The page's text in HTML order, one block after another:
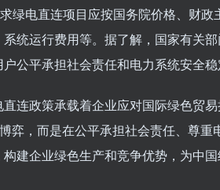
求绿电直连项目应按国务院价格、财
统运行费用等。据了解，国家有关
公平承担社会责任和电力系统安全稳
连政策承载着企业应对国际绿色贸
弈，而是在公平承担社会责任、尊
建企业绿色生产和竞争优势，为中